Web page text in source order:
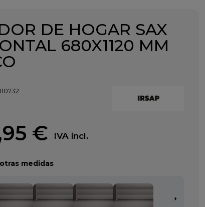
DE HOGAR SAX
680X1120 MM
€ IVA incl.
medidas